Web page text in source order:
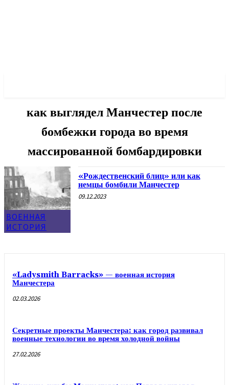
как выглядел Манчестер после
бомбежки города во время
массированной бомбардировки
ВОЕННАЯ
ИСТОРИЯ
«Рождественский блиц» или как
немцы бомбили Манчестер
09.12.2023
«Ladysmith Barracks» — военная история
Манчестера
02.03.2026
Секретные проекты Манчестера: как город развивал
военные технологии во время холодной войны
27.02.2026